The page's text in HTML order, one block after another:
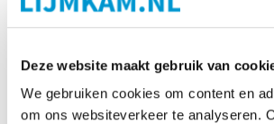
Deze website maakt gebruik van
We gebruiken cookies om content en
om ons websiteverkeer te analyseren.